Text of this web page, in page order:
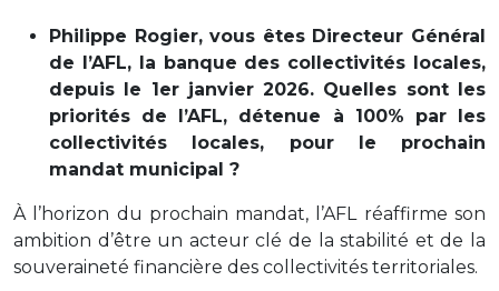
Philippe Rogier, vous êtes Directeur Général
de l’AFL, la banque des collectivités locales,
depuis le 1er janvier 2026. Quelles sont les
priorités de l’AFL, détenue à 100% par les
collectivités locales, pour le prochain
mandat municipal ?
À l’horizon du prochain mandat, l’AFL réaffirme son
ambition d’être un acteur clé de la stabilité et de la
souveraineté financière des collectivités territoriales.